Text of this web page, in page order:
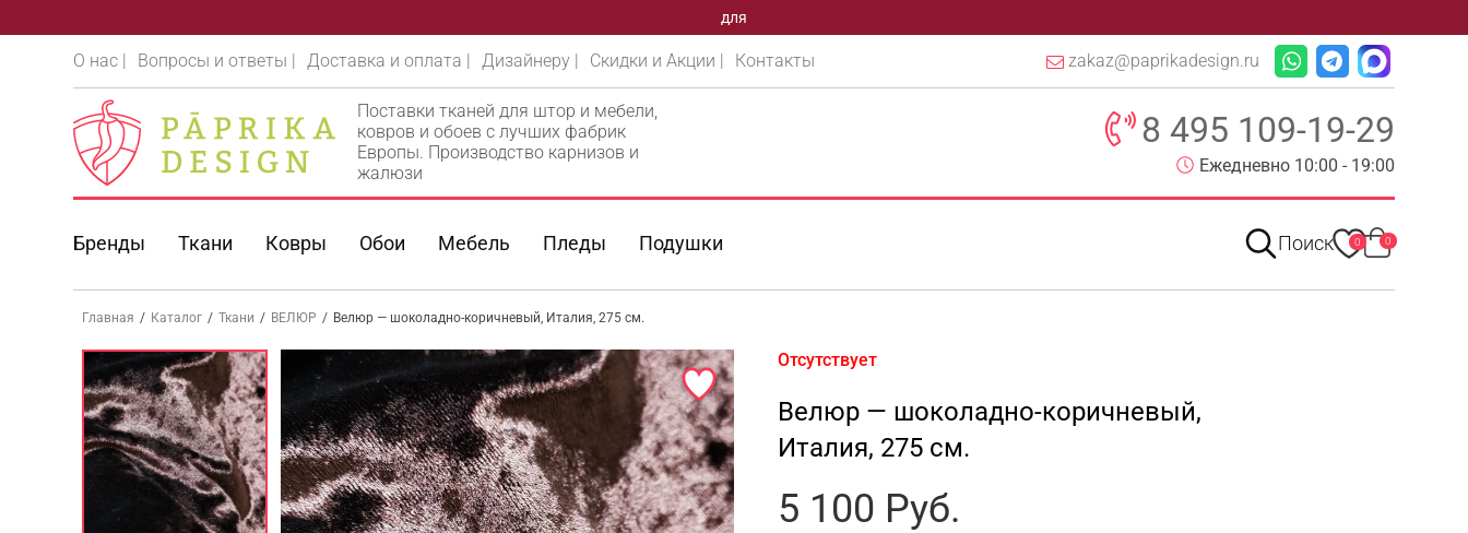
для
О нас | Вопросы и ответы | Доставка и оплата | Дизайнеру | Скидки и Акции | Контакты zakaz@paprikadesign.ru
Поставки тканей для штор и мебели,
ковров и обоев с лучших фабрик
Европы. Производство карнизов и
жалюзи
8 495 109-19-29
Ежедневно 10:00 - 19:00
Бренды Ткани Ковры Обои Мебель Пледы Подушки Поиск 0 0
Главная / Каталог / Ткани / ВЕЛЮР / Велюр — шоколадно-коричневый, Италия, 275 см.
Отсутствует
Велюр — шоколадно-коричневый,
Италия, 275 см.
5 100 Руб.